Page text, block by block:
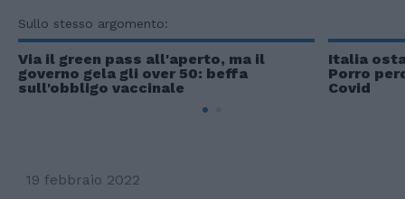
Sullo stesso argomento:
Via il green pass all'aperto, ma il
governo gela gli over 50: beffa
sull'obbligo vaccinale
Italia
Porro
Covid
19 febbraio 2022